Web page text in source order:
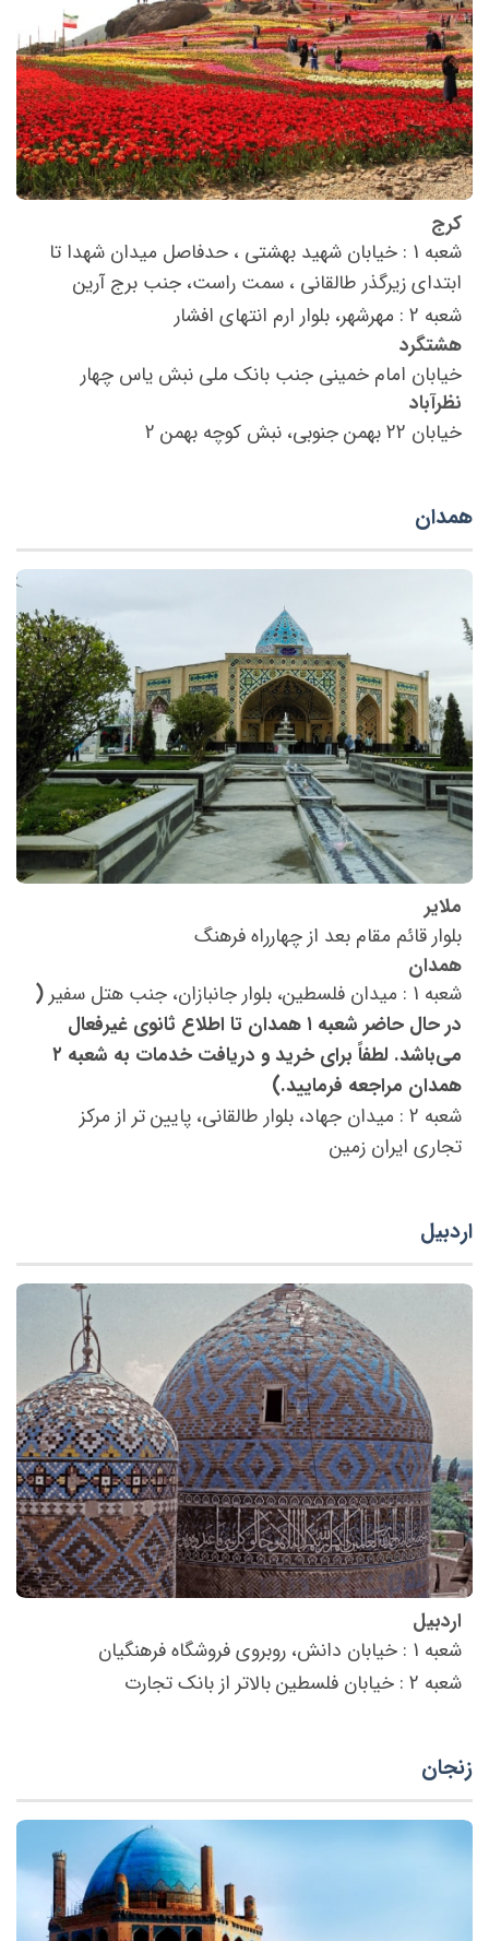
کرج
شعبه 1 : خیابان شهید بهشتی ، حدفاصل میدان شهدا تا
ابتدای زیرگذر طالقانی ، سمت راست، جنب برج آرین
شعبه 2 : مهرشهر، بلوار ارم انتهای افشار
هشتگرد
خیابان امام خمینی جنب بانک ملی نبش یاس چهار
نظرآباد
خیابان 22 بهمن جنوبی، نبش کوچه بهمن 2
همدان
ملایر
بلوار قائم مقام بعد از چهارراه فرهنگ
همدان
شعبه 1 : میدان فلسطین، بلوار جانبازان، جنب هتل سفیر
(
در حال حاضر شعبه ۱ همدان تا اطلاع ثانوی غیرفعال
می‌باشد. لطفاً برای خرید و دریافت خدمات به شعبه ۲
همدان مراجعه فرمایید.)
شعبه 2 : ميدان جهاد، بلوار طالقانى، پايين تر از مركز
تجاري ايران زمين
اردبیل
اردبیل
شعبه 1 : خیابان دانش، روبروی فروشگاه فرهنگیان
شعبه 2 : خیابان فلسطین بالاتر از بانک تجارت
زنجان